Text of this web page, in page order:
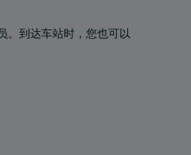
。到达车站时，您也可以